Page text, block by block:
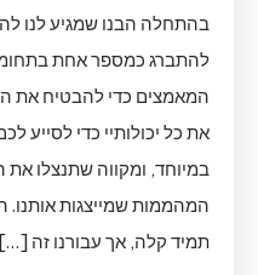
בהתחלה הבנו שמגיע לנו
להתברג כמספר אחת
המאמצים כדי להבטיח את
את כל יכולותיי כדי לסייע
במיוחד, ומקווה שתנצלו
המהממות שמייצגות אותנו.
תמיד קלה, אך עבורנו זה […]